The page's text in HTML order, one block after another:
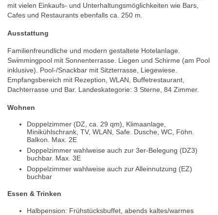
mit vielen Einkaufs- und Unterhaltungsmöglichkeiten wie Bars,
Cafes und Restaurants ebenfalls ca. 250 m.
Ausstattung
Familienfreundliche und modern gestaltete Hotelanlage.
Swimmingpool mit Sonnenterrasse. Liegen und Schirme (am Pool
inklusive). Pool-/Snackbar mit Sitzterrasse, Liegewiese.
Empfangsbereich mit Rezeption, WLAN, Buffetrestaurant,
Dachterrasse und Bar. Landeskategorie: 3 Sterne, 84 Zimmer.
Wohnen
Doppelzimmer (DZ, ca. 29 qm), Klimaanlage,
Minikühlschrank, TV, WLAN, Safe. Dusche, WC, Föhn.
Balkon. Max. 2E
Doppelzimmer wahlweise auch zur 3er-Belegung (DZ3)
buchbar. Max. 3E
Doppelzimmer wahlweise auch zur Alleinnutzung (EZ)
buchbar
Essen & Trinken
Halbpension: Frühstücksbuffet, abends kaltes/warmes